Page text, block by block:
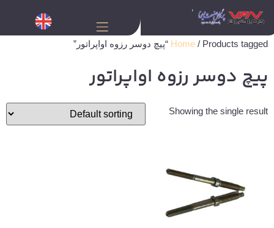
Home / Products tagged “پیچ دوسر رزوه اواپراتور”
پیچ دوسر رزوه اواپراتور
Showing the single result